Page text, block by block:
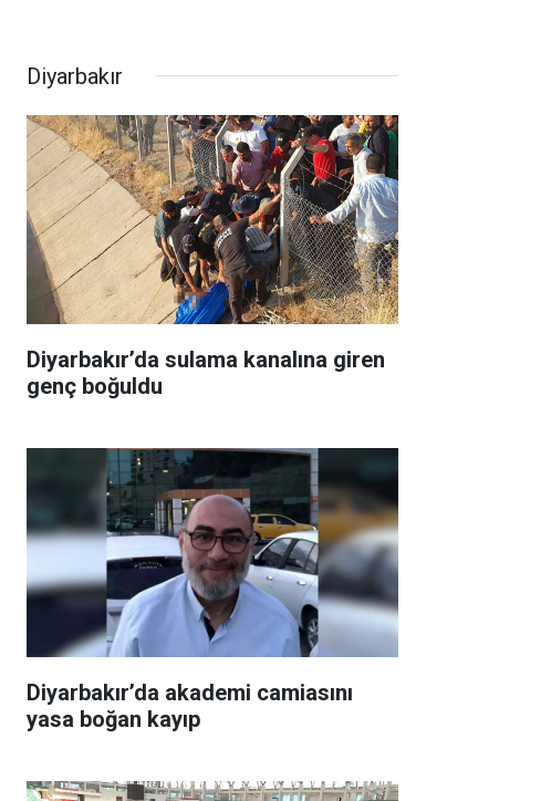
Diyarbakır
Diyarbakır’da sulama kanalına giren
genç boğuldu
Diyarbakır’da akademi camiasını
yasa boğan kayıp